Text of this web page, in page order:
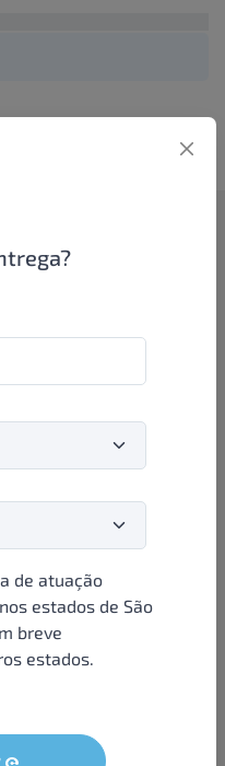
de atuação
estados de São
breve
estados.
das indústrias de
E o melhor: você continua
e encontra novos
com mais praticidade e